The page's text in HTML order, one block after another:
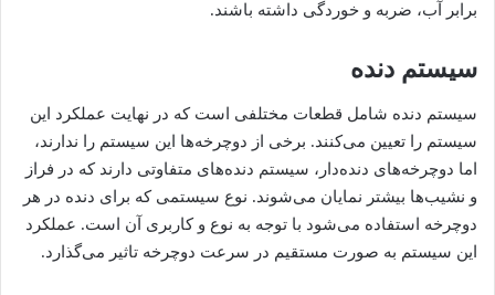
برابر آب، ضربه و خوردگی داشته باشند.
سیستم دنده
سیستم دنده شامل قطعات مختلفی است که در نهایت عملکرد این
سیستم را تعیین می‌کنند. برخی از دوچرخه‌ها این سیستم را ندارند،
اما دوچرخه‌های دنده‌دار، سیستم دنده‌های متفاوتی دارند که در فراز
و نشیب‌ها بیشتر نمایان می‌شوند. نوع سیستمی که برای دنده در هر
دوچرخه استفاده می‌شود با توجه به نوع و کاربری آن است. عملکرد
این سیستم به صورت مستقیم در سرعت دوچرخه تاثیر می‌گذارد.